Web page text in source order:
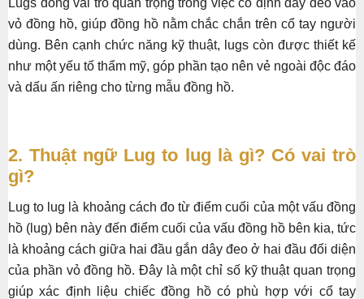
vỏ đồng hồ, giúp đồng hồ nằm chắc chắn trên cổ tay người
dùng. Bên cạnh chức năng kỹ thuật, lugs còn được thiết kế
như một yếu tố thẩm mỹ, góp phần tạo nên vẻ ngoài độc đáo
và dấu ấn riêng cho từng mẫu đồng hồ.
2. Thuật ngữ Lug to lug là gì? Có vai trò
gì?
Lug to lug là khoảng cách đo từ điểm cuối của một vấu đồng
hồ (lug) bên này đến điểm cuối của vấu đồng hồ bên kia, tức
là khoảng cách giữa hai đầu gắn dây đeo ở hai đầu đối diện
của phần vỏ đồng hồ. Đây là một chỉ số kỹ thuật quan trọng
giúp xác định liệu chiếc đồng hồ có phù hợp với cổ tay